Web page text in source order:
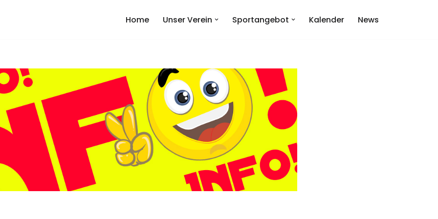
Home Unser Verein Sportangebot Kalender News